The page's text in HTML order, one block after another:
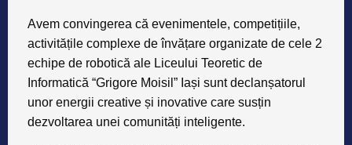
Avem convingerea că evenimentele, competițiile,
activitățile complexe de învățare organizate de cele 2
echipe de robotică ale Liceului Teoretic de
Informatică “Grigore Moisil” Iași sunt declanșatorul
unor energii creative și inovative care susțin
dezvoltarea unei comunități inteligente.